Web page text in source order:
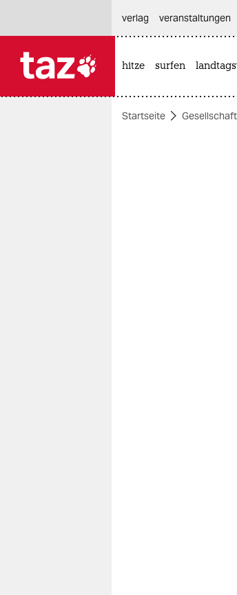
themen
verlag
veranstaltungen
hitze surfen
Startseite Gesellschaft